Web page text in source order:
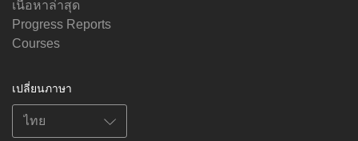
เนื้อหาล่าสุด
Progress Reports
Courses
เปลี่ยนภาษา